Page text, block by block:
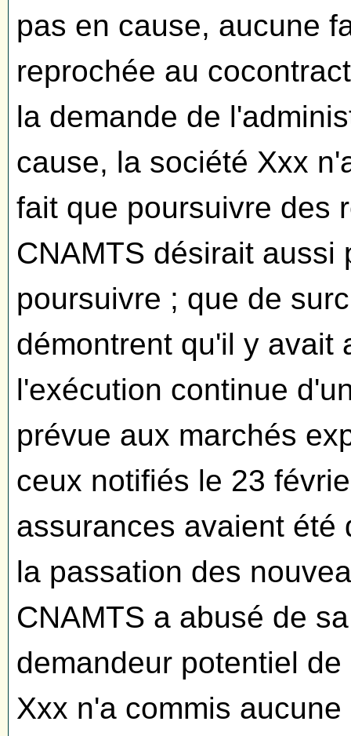
pas en cause, aucune
reprochée au
la demande de
cause, la société Xxx
fait que poursuivre des
CNAMTS désirait
poursuivre ; que de
démontrent qu'il y avait
l'exécution continue
prévue aux marchés
ceux notifiés le 23
assurances avaient été
la passation des
CNAMTS a abusé de
demandeur potentiel
Xxx n'a commis